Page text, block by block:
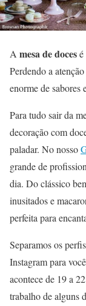
A mesa de doces
Perdendo a
enorme de sabores
Para tudo sair da
decoração com
paladar. No nosso
grande de
dia. Do clássico
inusitados e
perfeita para
Separamos os
Instagram para
acontece de 19 a
trabalho de alguns